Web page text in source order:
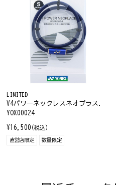
LIMITED
V4パワーネックレスネオプラス.
YOX00024
¥16,500 (税込)
直営店限定 数量限定